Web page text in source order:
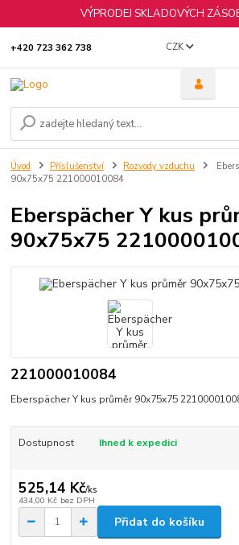
VÝPRODEJ SKLADOVÝCH
CZK
+420 723 362 738
Úvod Příslušenství Rozvody vzduchu
90x75x75 221000010084
Eberspächer Y kus
90x75x75
221000010084
Eberspächer Y kus průměr 90x75x75
Dostupnost Ihned k expedici
525,14 Kč/ks
434,00 Kč bez DPH
Přidat do košíku